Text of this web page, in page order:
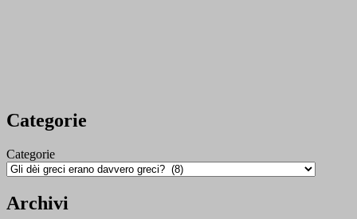
Categorie
Categorie
Archivi